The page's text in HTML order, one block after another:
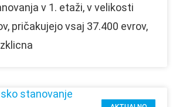
v 1. etaži, v velikosti
pričakujejo vsaj 37.400 evrov,